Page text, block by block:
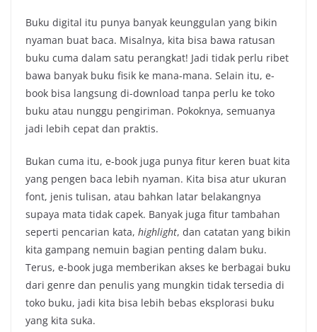
Buku digital itu punya banyak keunggulan yang bikin
nyaman buat baca. Misalnya, kita bisa bawa ratusan
buku cuma dalam satu perangkat! Jadi tidak perlu ribet
bawa banyak buku fisik ke mana-mana. Selain itu, e-
book bisa langsung di-download tanpa perlu ke toko
buku atau nunggu pengiriman. Pokoknya, semuanya
jadi lebih cepat dan praktis.
Bukan cuma itu, e-book juga punya fitur keren buat kita
yang pengen baca lebih nyaman. Kita bisa atur ukuran
font, jenis tulisan, atau bahkan latar belakangnya
supaya mata tidak capek. Banyak juga fitur tambahan
seperti pencarian kata, highlight, dan catatan yang bikin
kita gampang nemuin bagian penting dalam buku.
Terus, e-book juga memberikan akses ke berbagai buku
dari genre dan penulis yang mungkin tidak tersedia di
toko buku, jadi kita bisa lebih bebas eksplorasi buku
yang kita suka.